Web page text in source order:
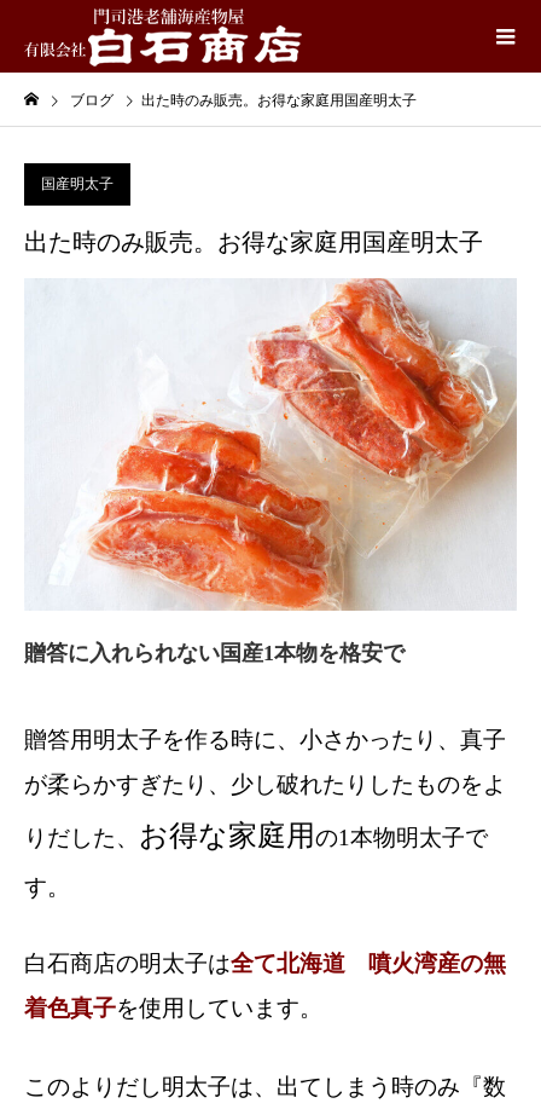
ブログ 出た時のみ販売。お得な家庭用国産明太子
国産明太子
出た時のみ販売。お得な家庭用国産明太子
贈答に入れられない国産1本物を格安で
贈答用明太子を作る時に、小さかったり、真子
が柔らかすぎたり、少し破れたりしたものをよ
りだした、 お得な家庭用の1本物明太子で
す。
白石商店の明太子は全て北海道 噴火湾産の無
着色真子を使用しています。
このよりだし明太子は、出てしまう時のみ『数